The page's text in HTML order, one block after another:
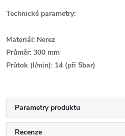
Technické parametry:
Materiál: Nerez
Průměr: 300 mm
Průtok (l/min): 14 (při 5bar)
Parametry produktu
Recenze